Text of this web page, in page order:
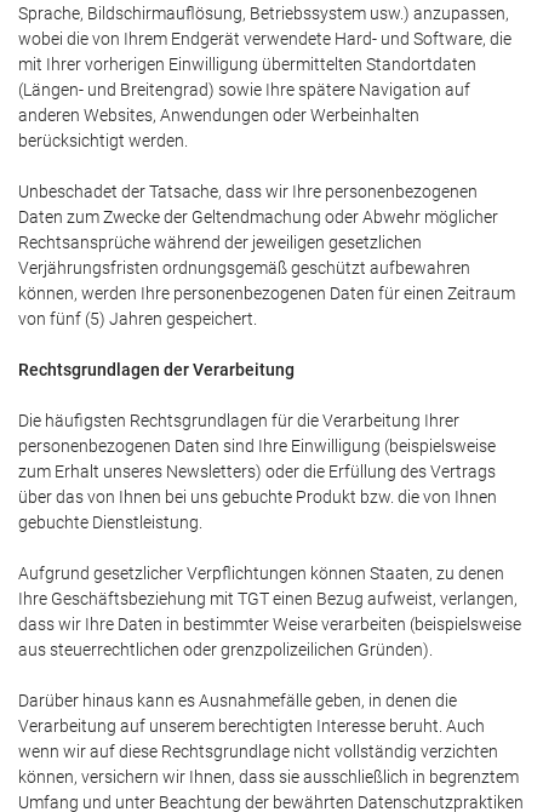
Sprache, Bildschirmauflösung, Betriebssystem usw.) anzupassen,
wobei die von Ihrem Endgerät verwendete Hard- und Software, die
mit Ihrer vorherigen Einwilligung übermittelten Standortdaten
(Längen- und Breitengrad) sowie Ihre spätere Navigation auf
anderen Websites, Anwendungen oder Werbeinhalten
berücksichtigt werden.
Unbeschadet der Tatsache, dass wir Ihre personenbezogenen
Daten zum Zwecke der Geltendmachung oder Abwehr möglicher
Rechtsansprüche während der jeweiligen gesetzlichen
Verjährungsfristen ordnungsgemäß geschützt aufbewahren
können, werden Ihre personenbezogenen Daten für einen Zeitraum
von fünf (5) Jahren gespeichert.
Rechtsgrundlagen der Verarbeitung
Die häufigsten Rechtsgrundlagen für die Verarbeitung Ihrer
personenbezogenen Daten sind Ihre Einwilligung (beispielsweise
zum Erhalt unseres Newsletters) oder die Erfüllung des Vertrags
über das von Ihnen bei uns gebuchte Produkt bzw. die von Ihnen
gebuchte Dienstleistung.
Aufgrund gesetzlicher Verpflichtungen können Staaten, zu denen
Ihre Geschäftsbeziehung mit TGT einen Bezug aufweist, verlangen,
dass wir Ihre Daten in bestimmter Weise verarbeiten (beispielsweise
aus steuerrechtlichen oder grenzpolizeilichen Gründen).
Darüber hinaus kann es Ausnahmefälle geben, in denen die
Verarbeitung auf unserem berechtigten Interesse beruht. Auch
wenn wir auf diese Rechtsgrundlage nicht vollständig verzichten
können, versichern wir Ihnen, dass sie ausschließlich in begrenztem
Umfang und unter Beachtung der bewährten Datenschutzpraktiken